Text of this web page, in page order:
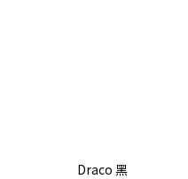
Draco 黑